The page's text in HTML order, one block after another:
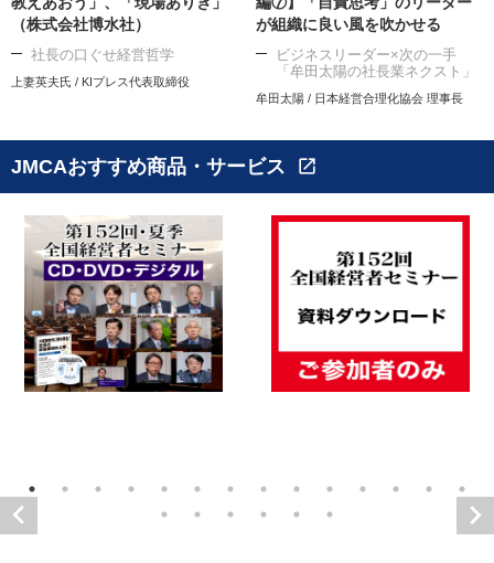
（株式会社博水社）
社長の口ぐせ経営哲学
上妻英夫氏 / KIプレス代表取締役
が組織に良い風を吹かせる
ビジネスリーダー×次の一手
「牟田太陽の社長業ネクスト」
牟田太陽 / 日本経営合理化協会 理事長
JMCAおすすめ商品・サービス open_in_new